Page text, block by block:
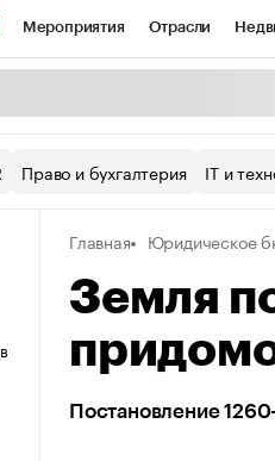
Мероприятия Отрасли
СПб Спецпроекты
Рынок наличной валюты
Право и бухгалтерия IT и
Главная Юридическое
Земля
Постановление